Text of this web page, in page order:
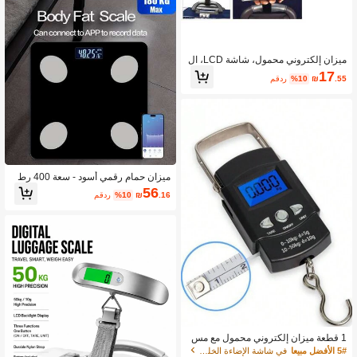
ميزان إلكتروني محمول، شاشة LCD، ال
حد الأقصى للوزن 50 كجم/110 رطل، منا
سب للحقائب والأمتعة والحقائب السفر،
₪17 .55
%10 مقدر
1 قطعة ميزان إلكتروني محمول مع مس
طرة، ميزان رقمي متعدد الوظائف عالي ا
5# الأفضل مبيعا
ميزان حمام رقمي أسود - سعة 400 رط
ل، شاشة LCD، عرض درجة الحرارة الدا
خلية، بدون بطارية مرفقة، يتطلب بطاريت
₪56.16
%10 مقدر